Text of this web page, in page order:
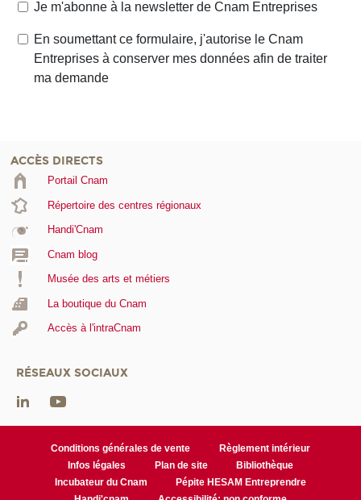
ACCÈS DIRECTS
Portail Cnam
Répertoire des centres régionaux
Handi'Cnam
Cnam blog
Musée des arts et métiers
La boutique du Cnam
Accès à l'intraCnam
RÉSEAUX SOCIAUX
Conditions générales de vente
Règlement intérieur
Infos légales
Plan de site
Bibliothèque
Incubateur du Cnam
Pépite HESAM Entreprendre